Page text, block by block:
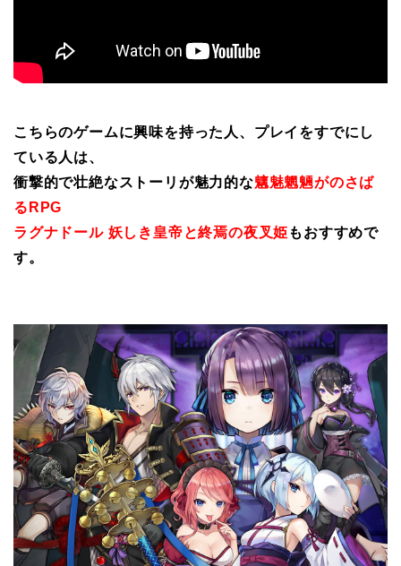
こちらのゲームに興味を持った人、プレイをすでにし
ている人は、
衝撃的で壮絶なストーリが魅力的な魑魅魍魎がのさば
るRPG
ラグナドール 妖しき皇帝と終焉の夜叉姫 もおすすめで
す。